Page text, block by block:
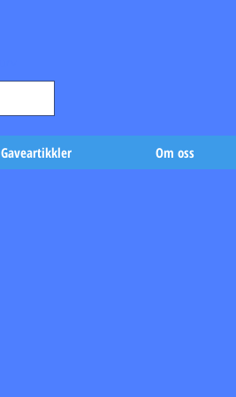
Gaveartikkler Om oss